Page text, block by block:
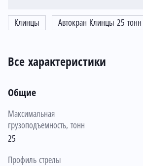
Клинцы Автокран Клинцы 25 тонн
Все характеристики
Общие
Максимальная
грузоподъемность, тонн
25
Профиль стрелы